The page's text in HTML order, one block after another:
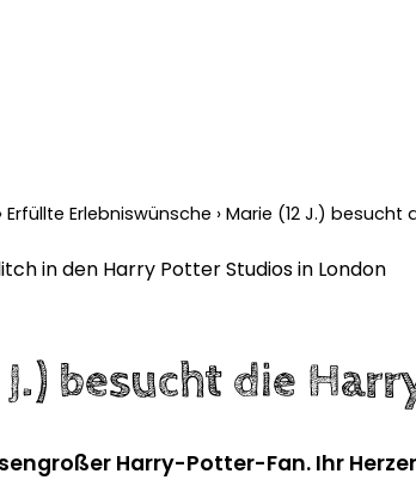
› Erfüllte Erlebniswünsche › Marie (12 J.) besucht
J.) besucht die
Harry-Potter-Fan. Ihr